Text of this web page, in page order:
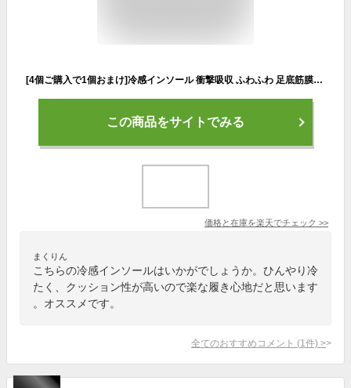
[4個ご購入で1個おまけ]冷感インソール 衝撃吸収 ふわふわ 足底筋膜炎 通気性 クッション 薄足 薄い 軽量 柔らかい 筋力サポート 抗菌 防臭 サイズ調整 姿勢改善 扁平足 クール中敷き スポーツ ランニング メンズ レディース 低反発 送料無料革靴 ひんやりクールネック 冷却
この商品をサイトでみる
価格と在庫を楽天でチェック >>
まくりん
こちらの冷感インソールはいかがでしょうか。ひんやり冷
たく、クッション性が高いので楽な履き心地だと思います
。オススメです。
全てのおすすめコメント (1 件) >